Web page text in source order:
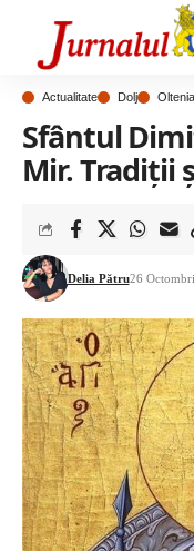
Actualitate Dolj Oltenia
Sfântul
Mir. Tradiții
Delia Pătru26